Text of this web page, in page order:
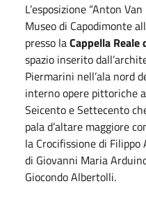
L’esposizione “Anton
Museo di Capodimonte
presso laCappella Reale
spazio inserito
Piermarini nell’ala nord
interno opere pittoriche
Seicento e Settecento
pala d’altare maggiore
la Crocifissione di
di Giovanni Maria
Giocondo Albertolli.